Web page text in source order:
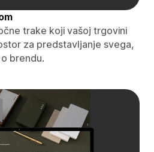
trake koji vašoj trgovini
za predstavljanje svega,
brendu.